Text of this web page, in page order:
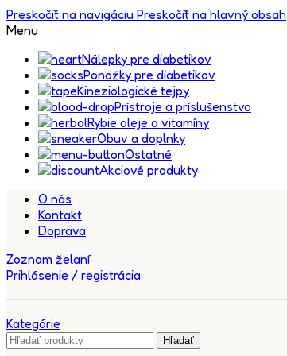
Preskočiť na navigáciu Preskočiť na hlavný obsah
Menu
Nálepky pre diabetikov
Ponožky pre diabetikov
Kineziologické tejpy
Prístroje a príslušenstvo
Rybie oleje a vitamíny
Obuv a doplnky
Ostatné
Akciové produkty
O nás
Kontakt
Doprava
Zoznam želaní
Prihlásenie / registrácia
Kategórie
Hľadať